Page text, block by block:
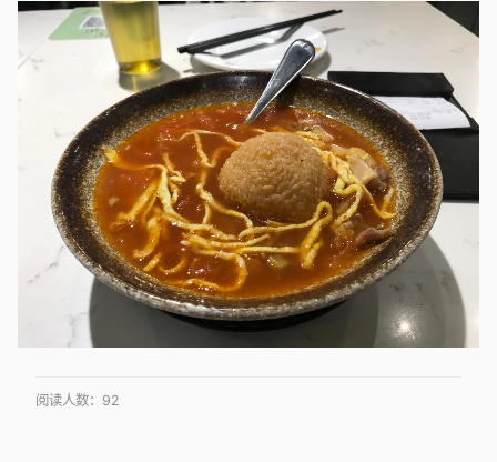
阅读人数： 92